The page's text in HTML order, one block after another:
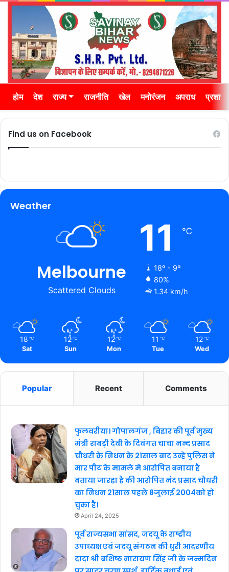
होम देश राज्य राजनीति खेल मनोरंजन अपराध
Find us on Facebook
Weather
Melbourne
Scattered Clouds
11 ℃
18º - 9º
80%
1.34 km/h
18 ℃
Sat
12 ℃
Sun
12 ℃
Mon
11 ℃
Tue
12 ℃
Wed
Popular Recent Comments
फुलवरीया। गोपालगंज , बिहार की पूर्व मुख्य
मंत्री राबड़ी देवी के दिवंगत चाचा नन्द प्रसाद
चौधरी के निधन के 21साल बाद उन्हे पुलिस ने
मार पीट के मामले मे आरोपित बनाया है
बताया जारहा है की आरोपित नंद प्रसाद चौधरी
का निधन 21साल पहले 8जुलाई 2004को हो
चुका है।
April 24, 2025
पूर्व राज्यसभा सांसद, जदयू के राष्ट्रीय
उपाध्यक्ष एवं जदयू संगठन की धुरी आदरणीय
दादा श्री बशिष्ठ नारायण सिंह जी के जन्मदिन